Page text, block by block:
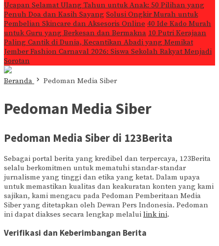
Ucapan Selamat Ulang Tahun untuk Anak: 50 Pilihan yang
Penuh Doa dan Kasih Sayang Solusi Ongkir Murah untuk
Pembelian Skincare dan Aksesoris Online 40 Ide Kado Murah
untuk Guru yang Berkesan dan Bermakna 10 Putri Kerajaan
Paling Cantik di Dunia, Kecantikan Abadi yang Memikat
Jember Fashion Carnaval 2026: Siswa Sekolah Rakyat Menjadi
Sorotan
Beranda Pedoman Media Siber
Pedoman Media Siber
Pedoman Media Siber di 123Berita
Sebagai portal berita yang kredibel dan terpercaya, 123Berita
selalu berkomitmen untuk mematuhi standar-standar
jurnalisme yang tinggi dan etika yang ketat. Dalam upaya
untuk memastikan kualitas dan keakuratan konten yang kami
sajikan, kami mengacu pada Pedoman Pemberitaan Media
Siber yang ditetapkan oleh Dewan Pers Indonesia. Pedoman
ini dapat diakses secara lengkap melalui link ini.
Verifikasi dan Keberimbangan Berita